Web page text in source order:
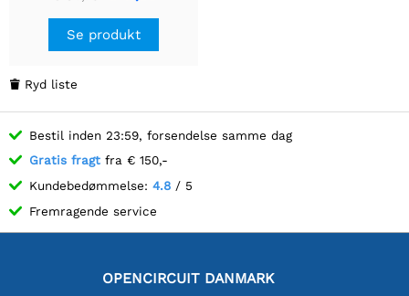
farve display, ingen
batteri, trådløs
strømforsyning og
kvalitet ABS-kasse
Se produkt
 Ryd liste
Bestil inden 23:59, forsendelse samme dag
Gratis fragt fra € 150,-
Kundebedømmelse: 4.8 / 5
Fremragende service
OPENCIRCUIT DANMARK